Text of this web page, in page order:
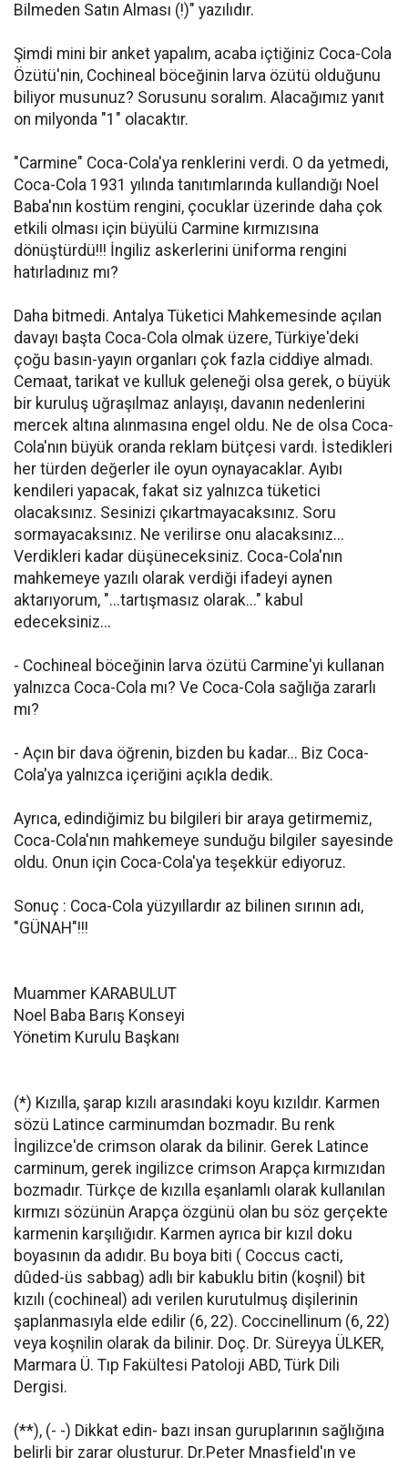
Bilmeden Satın Alması (!)" yazılıdır.
Şimdi mini bir anket yapalım, acaba içtiğiniz Coca-Cola
Özütü'nin, Cochineal böceğinin larva özütü olduğunu
biliyor musunuz? Sorusunu soralım. Alacağımız yanıt
on milyonda "1" olacaktır.
"Carmine" Coca-Cola'ya renklerini verdi. O da yetmedi,
Coca-Cola 1931 yılında tanıtımlarında kullandığı Noel
Baba'nın kostüm rengini, çocuklar üzerinde daha çok
etkili olması için büyülü Carmine kırmızısına
dönüştürdü!!! İngiliz askerlerini üniforma rengini
hatırladınız mı?
Daha bitmedi. Antalya Tüketici Mahkemesinde açılan
davayı başta Coca-Cola olmak üzere, Türkiye'deki
çoğu basın-yayın organları çok fazla ciddiye almadı.
Cemaat, tarikat ve kulluk geleneği olsa gerek, o büyük
bir kuruluş uğraşılmaz anlayışı, davanın nedenlerini
mercek altına alınmasına engel oldu. Ne de olsa Coca-
Cola'nın büyük oranda reklam bütçesi vardı. İstedikleri
her türden değerler ile oyun oynayacaklar. Ayıbı
kendileri yapacak, fakat siz yalnızca tüketici
olacaksınız. Sesinizi çıkartmayacaksınız. Soru
sormayacaksınız. Ne verilirse onu alacaksınız...
Verdikleri kadar düşüneceksiniz. Coca-Cola'nın
mahkemeye yazılı olarak verdiği ifadeyi aynen
aktarıyorum, "...tartışmasız olarak..." kabul
edeceksiniz...
- Cochineal böceğinin larva özütü Carmine'yi kullanan
yalnızca Coca-Cola mı? Ve Coca-Cola sağlığa zararlı
mı?
- Açın bir dava öğrenin, bizden bu kadar... Biz Coca-
Cola'ya yalnızca içeriğini açıkla dedik.
Ayrıca, edindiğimiz bu bilgileri bir araya getirmemiz,
Coca-Cola'nın mahkemeye sunduğu bilgiler sayesinde
oldu. Onun için Coca-Cola'ya teşekkür ediyoruz.
Sonuç : Coca-Cola yüzyıllardır az bilinen sırının adı,
"GÜNAH"!!!
Muammer KARABULUT
Noel Baba Barış Konseyi
Yönetim Kurulu Başkanı
(*) Kızılla, şarap kızılı arasındaki koyu kızıldır. Karmen
sözü Latince carminumdan bozmadır. Bu renk
İngilizce'de crimson olarak da bilinir. Gerek Latince
carminum, gerek ingilizce crimson Arapça kırmızıdan
bozmadır. Türkçe de kızılla eşanlamlı olarak kullanılan
kırmızı sözünün Arapça özgünü olan bu söz gerçekte
karmenin karşılığıdır. Karmen ayrıca bir kızıl doku
boyasının da adıdır. Bu boya biti ( Coccus cacti,
dûded-üs sabbag) adlı bir kabuklu bitin (koşnil) bit
kızılı (cochineal) adı verilen kurutulmuş dişilerinin
şaplanmasıyla elde edilir (6, 22). Coccinellinum (6, 22)
veya koşnilin olarak da bilinir. Doç. Dr. Süreyya ÜLKER,
Marmara Ü. Tıp Fakültesi Patoloji ABD, Türk Dili
Dergisi.
(**), (- -) Dikkat edin- bazı insan guruplarının sağlığına
belirli bir zarar oluşturur. Dr.Peter Mnasfield'ın ve